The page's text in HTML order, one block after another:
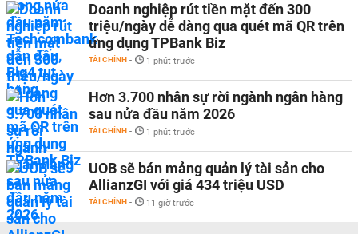
Doanh nghiệp rút tiền mặt đến 300
triệu/ngày dễ dàng qua quét mã QR trên
ứng dụng TPBank Biz
TÀI CHÍNH - 1 phút trước
Hơn 3.700 nhân sự rời ngành ngân hàng
sau nửa đầu năm 2026
TÀI CHÍNH - 1 phút trước
UOB sẽ bán mảng quản lý tài sản cho
AllianzGI với giá 434 triệu USD
TÀI CHÍNH - 11 giờ trước